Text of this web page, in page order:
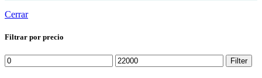
Cerrar
Filtrar por precio
Min
price
Max
price
Filter